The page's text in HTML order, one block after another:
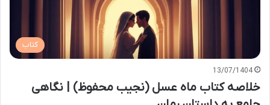
کتاب
13/07/1404
خلاصه کتاب ماه عسل (نجیب محفوظ) | نگاهی